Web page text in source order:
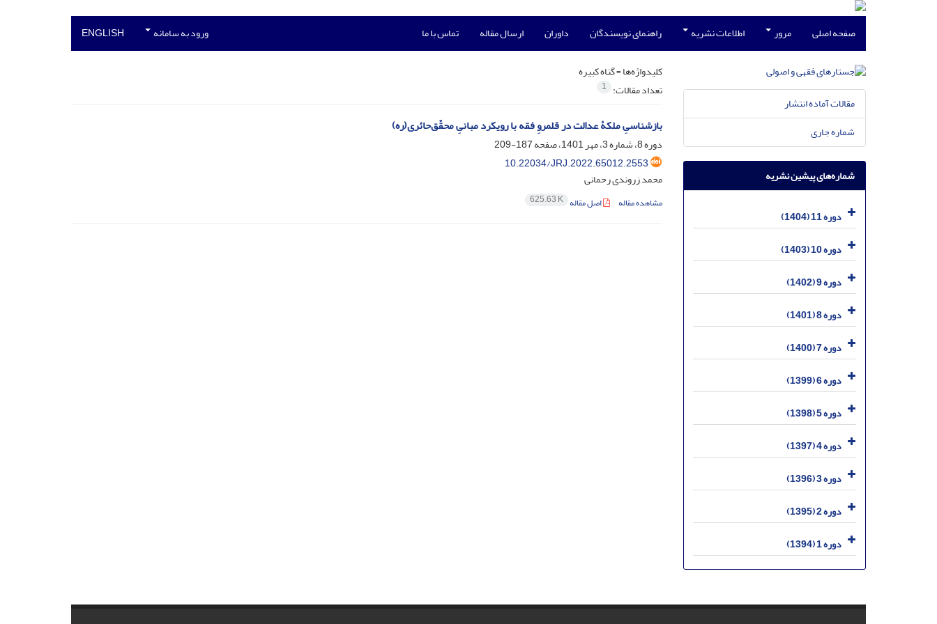
صفحه اصلی مرور اطلاعات نشریه راهنمای نویسندگان داوران ارسال مقاله تماس با ما ورود به سامانه ENGLISH
کلیدواژه‌ها =گناه کبیره
تعداد مقالات: 1
بازشناسیِ ملکۀ عدالت در قلمروِ فقه با رویکرد مبانیِ محقّق‌حائری(ره)
دوره 8، شماره 3، مهر 1401، صفحه
187-209
10.22034/JRJ.2022.65012.2553
محمد زروندی رحمانی
مشاهده مقاله اصل مقاله 625.63 K
مقالات آماده انتشار
شماره جاری
شماره‌های پیشین نشریه
دوره 11 (1404)
دوره 10 (1403)
دوره 9 (1402)
دوره 8 (1401)
دوره 7 (1400)
دوره 6 (1399)
دوره 5 (1398)
دوره 4 (1397)
دوره 3 (1396)
دوره 2 (1395)
دوره 1 (1394)